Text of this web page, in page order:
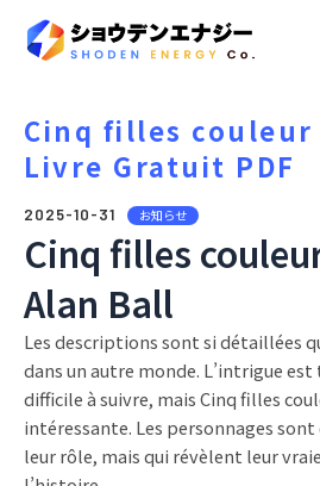
Cinq filles couleur
Livre Gratuit PDF
2025-10-31 お知らせ
Cinq filles
Alan Ball
Les descriptions sont si détaillées
dans un autre monde. L’intrigue
difficile à suivre, mais Cinq filles
intéressante. Les personnages
leur rôle, mais qui révèlent leur